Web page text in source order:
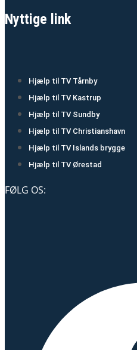
Nyttige link
Hjælp til TV Tårnby
Hjælp til TV Kastrup
Hjælp til TV Sundby
Hjælp til TV Christianshavn
Hjælp til TV Islands brygge
Hjælp til TV Ørestad
FØLG OS: